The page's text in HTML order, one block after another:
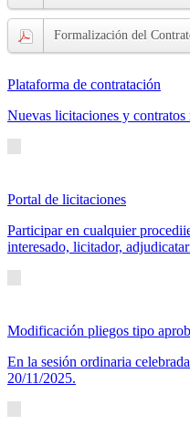
Formalización del
Plataforma de contratación
Nuevas licitaciones y
Portal de licitaciones
Participar en cualquier
interesado, licitador,
Modificación pliegos tipo
En la sesión ordinaria
20/11/2025.